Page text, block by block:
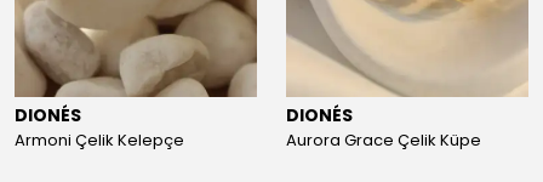
DIONÉS
Armoni Çelik Kelepçe
DIONÉS
Aurora Grace Çelik Küpe